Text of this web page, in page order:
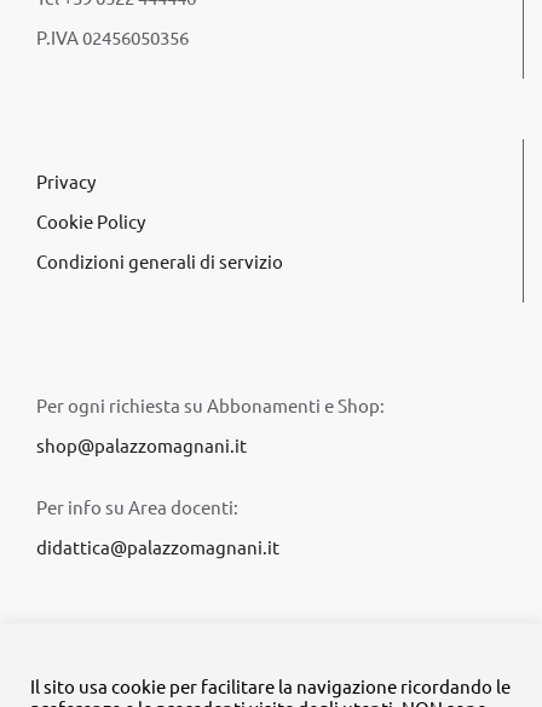
P.IVA 02456050356
Privacy
Cookie Policy
Condizioni generali di servizio
Per ogni richiesta su Abbonamenti e Shop:
shop@palazzomagnani.it
Per info su Area docenti:
didattica@palazzomagnani.it
Il sito usa cookie per facilitare la navigazione ricordando le